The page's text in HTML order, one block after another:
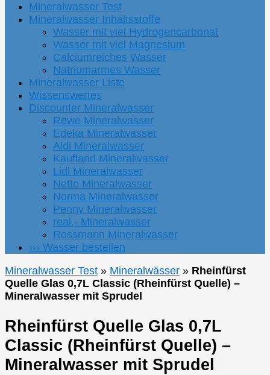
Mineralwasser Test
Mineralwasser Inhaltsstoffe
Wasser mit viel Hydrogencarbonat
Wasser mit viel Magnesium
Calciumreiches Wasser
Natriumarmes Wasser
Mineralwasser Liste
Wissenswertes
Discounter Mineralwasser
Rewe Mineralwasser
Edeka Mineralwasser
Aldi Mineralwasser
Kaufland Mineralwasser
Lidl Mineralwasser
Netto Mineralwasser
Norma Mineralwasser
Penny Mineralwasser
real,- Mineralwasser
Rossmann Mineralwasser
››› Wasser bestellen
Mineralwasser Test » Mineralwässer » Rheinfürst
Quelle Glas 0,7L Classic (Rheinfürst Quelle) –
Mineralwasser mit Sprudel
Rheinfürst Quelle Glas 0,7L
Classic (Rheinfürst Quelle) –
Mineralwasser mit Sprudel